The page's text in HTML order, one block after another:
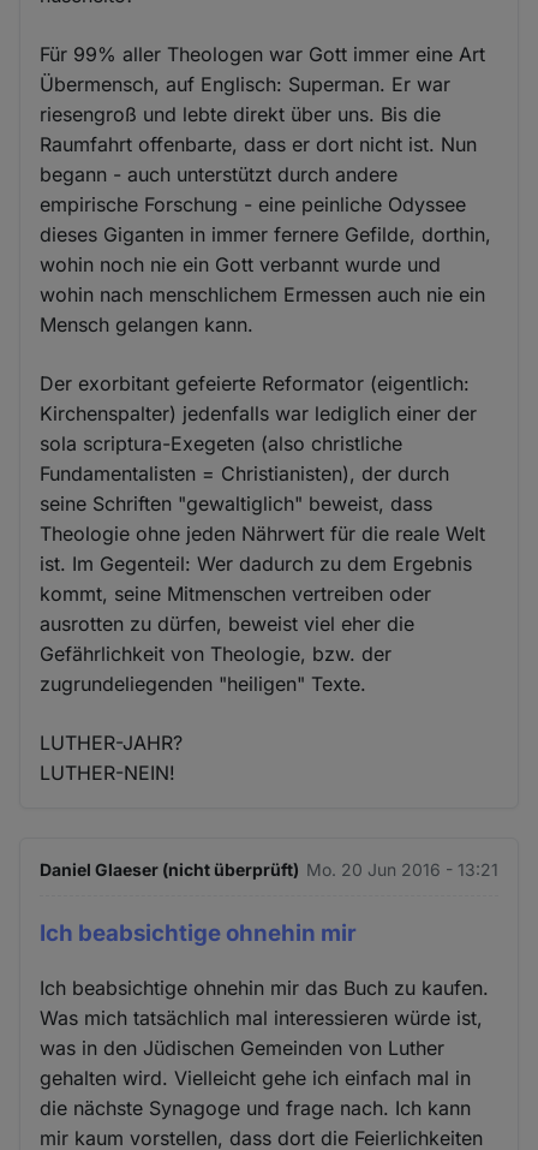
Für 99% aller Theologen war Gott immer eine Art
Übermensch, auf Englisch: Superman. Er war
riesengroß und lebte direkt über uns. Bis die
Raumfahrt offenbarte, dass er dort nicht ist. Nun
begann - auch unterstützt durch andere
empirische Forschung - eine peinliche Odyssee
dieses Giganten in immer fernere Gefilde, dorthin,
wohin noch nie ein Gott verbannt wurde und
wohin nach menschlichem Ermessen auch nie ein
Mensch gelangen kann.
Der exorbitant gefeierte Reformator (eigentlich:
Kirchenspalter) jedenfalls war lediglich einer der
sola scriptura-Exegeten (also christliche
Fundamentalisten = Christianisten), der durch
seine Schriften "gewaltiglich" beweist, dass
Theologie ohne jeden Nährwert für die reale Welt
ist. Im Gegenteil: Wer dadurch zu dem Ergebnis
kommt, seine Mitmenschen vertreiben oder
ausrotten zu dürfen, beweist viel eher die
Gefährlichkeit von Theologie, bzw. der
zugrundeliegenden "heiligen" Texte.
LUTHER-JAHR?
LUTHER-NEIN!
Daniel Glaeser (nicht überprüft) Mo. 20 Jun 2016 - 13:21
Ich beabsichtige ohnehin mir
Ich beabsichtige ohnehin mir das Buch zu kaufen.
Was mich tatsächlich mal interessieren würde ist,
was in den Jüdischen Gemeinden von Luther
gehalten wird. Vielleicht gehe ich einfach mal in
die nächste Synagoge und frage nach. Ich kann
mir kaum vorstellen, dass dort die Feierlichkeiten